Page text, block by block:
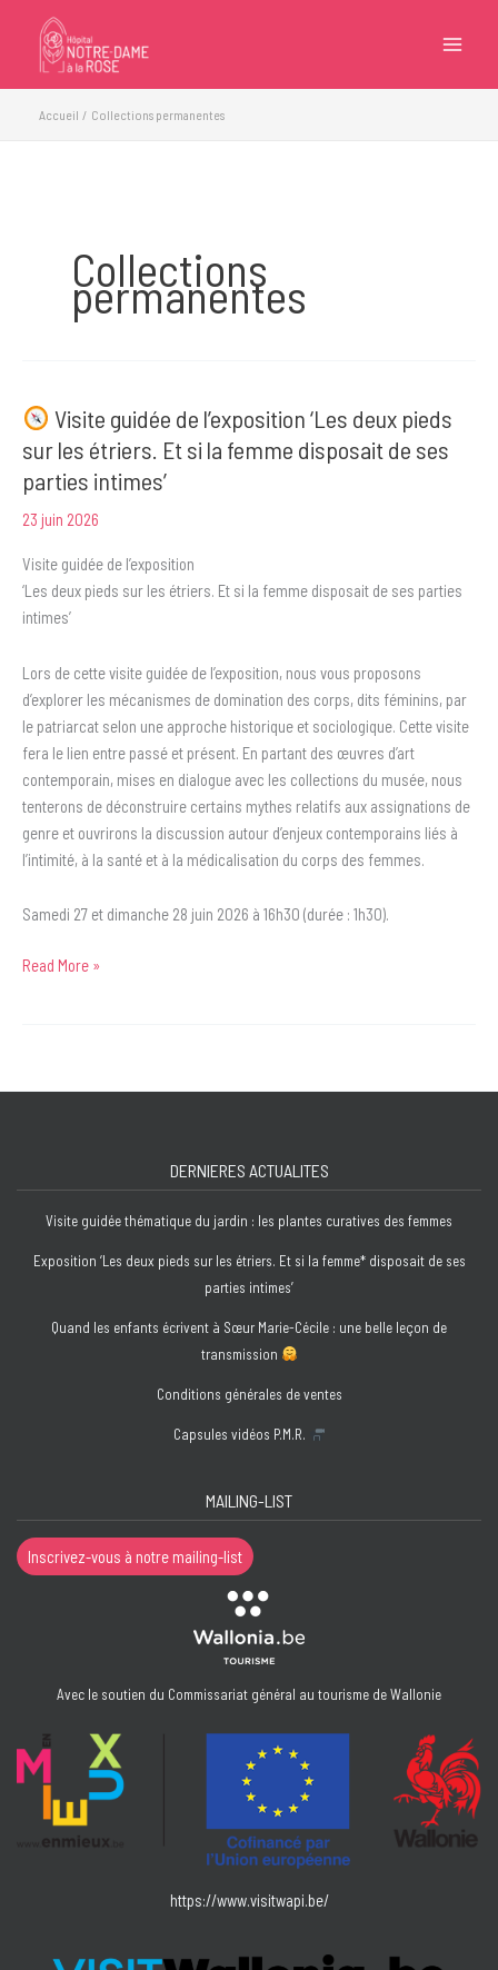
contenu
Accueil Collections permanentes
Collections
permanentes
Visite guidée de l’exposition ‘Les deux pieds
sur les étriers. Et si la femme disposait de ses
parties intimes’
23 juin 2026
Visite guidée de l’exposition
‘Les deux pieds sur les étriers. Et si la femme disposait de ses parties
intimes’
Lors de cette visite guidée de l’exposition, nous vous proposons
d’explorer les mécanismes de domination des corps, dits féminins, par
le patriarcat selon une approche historique et sociologique. Cette visite
fera le lien entre passé et présent. En partant des œuvres d’art
contemporain, mises en dialogue avec les collections du musée, nous
tenterons de déconstruire certains mythes relatifs aux assignations de
genre et ouvrirons la discussion autour d’enjeux contemporains liés à
l’intimité, à la santé et à la médicalisation du corps des femmes.
Samedi 27 et dimanche 28 juin 2026 à 16h30 (durée : 1h30).
‘Les
étriers.
femme
Read More »
DERNIERES ACTUALITES
Visite guidée thématique du jardin : les plantes curatives des femmes
Exposition ‘Les deux pieds sur les étriers. Et si la femme* disposait de ses
parties intimes’
Quand les enfants écrivent à Sœur Marie-Cécile : une belle leçon de
transmission
Conditions générales de ventes
Capsules vidéos P.M.R.
MAILING-LIST
Inscrivez-vous à notre mailing-list
Avec le soutien du Commissariat général au tourisme de Wallonie
https://www.visitwapi.be/